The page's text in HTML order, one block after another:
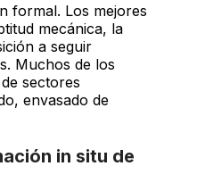
formal. Los mejores
mecánica, la
a seguir
Muchos de los
sectores
envasado de
in situ de